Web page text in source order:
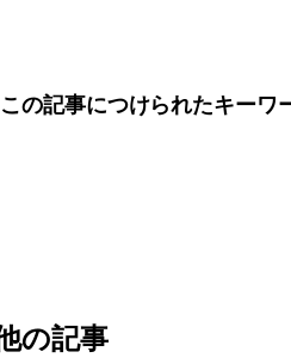
この記事につけられたキーワ
の記事